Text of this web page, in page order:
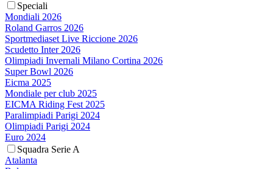
Speciali
Mondiali 2026
Roland Garros 2026
Sportmediaset Live Riccione 2026
Scudetto Inter 2026
Olimpiadi Invernali Milano Cortina 2026
Super Bowl 2026
Eicma 2025
Mondiale per club 2025
EICMA Riding Fest 2025
Paralimpiadi Parigi 2024
Olimpiadi Parigi 2024
Euro 2024
Squadra Serie A
Atalanta